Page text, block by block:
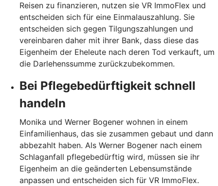
Reisen zu finanzieren, nutzen sie VR ImmoFlex und
entscheiden sich für eine Einmalauszahlung. Sie
entscheiden sich gegen Tilgungszahlungen und
vereinbaren daher mit ihrer Bank, dass diese das
Eigenheim der Eheleute nach deren Tod verkauft, um
die Darlehenssumme zurückzubekommen.
Bei Pflegebedürftigkeit schnell
handeln
Monika und Werner Bogener wohnen in einem
Einfamilienhaus, das sie zusammen gebaut und dann
abbezahlt haben. Als Werner Bogener nach einem
Schlaganfall pflegebedürftig wird, müssen sie ihr
Eigenheim an die geänderten Lebensumstände
anpassen und entscheiden sich für VR ImmoFlex.